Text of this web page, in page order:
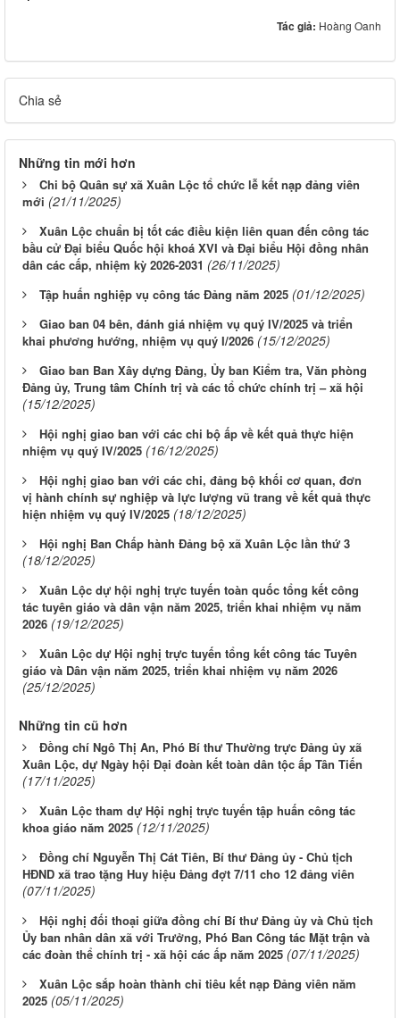
Tác giả: Hoàng Oanh
Chia sẻ
Những tin mới hơn
Chi bộ Quân sự xã Xuân Lộc tổ chức lễ kết nạp đảng viên
mới (21/11/2025)
Xuân Lộc chuẩn bị tốt các điều kiện liên quan đến công tác
bầu cử Đại biểu Quốc hội khoá XVI và Đại biểu Hội đồng nhân
dân các cấp, nhiệm kỳ 2026-2031 (26/11/2025)
Tập huấn nghiệp vụ công tác Đảng năm 2025 (01/12/2025)
Giao ban 04 bên, đánh giá nhiệm vụ quý IV/2025 và triển
khai phương hướng, nhiệm vụ quý I/2026 (15/12/2025)
Giao ban Ban Xây dựng Đảng, Ủy ban Kiểm tra, Văn phòng
Đảng ủy, Trung tâm Chính trị và các tổ chức chính trị – xã hội
(15/12/2025)
Hội nghị giao ban với các chi bộ ấp về kết quả thực hiện
nhiệm vụ quý IV/2025 (16/12/2025)
Hội nghị giao ban với các chi, đảng bộ khối cơ quan, đơn
vị hành chính sự nghiệp và lực lượng vũ trang về kết quả thực
hiện nhiệm vụ quý IV/2025 (18/12/2025)
Hội nghị Ban Chấp hành Đảng bộ xã Xuân Lộc lần thứ 3
(18/12/2025)
Xuân Lộc dự hội nghị trực tuyến toàn quốc tổng kết công
tác tuyên giáo và dân vận năm 2025, triển khai nhiệm vụ năm
2026 (19/12/2025)
Xuân Lộc dự Hội nghị trực tuyến tổng kết công tác Tuyên
giáo và Dân vận năm 2025, triển khai nhiệm vụ năm 2026
(25/12/2025)
Những tin cũ hơn
Đồng chí Ngô Thị An, Phó Bí thư Thường trực Đảng ủy xã
Xuân Lộc, dự Ngày hội Đại đoàn kết toàn dân tộc ấp Tân Tiến
(17/11/2025)
Xuân Lộc tham dự Hội nghị trực tuyến tập huấn công tác
khoa giáo năm 2025 (12/11/2025)
Đồng chí Nguyễn Thị Cát Tiên, Bí thư Đảng ủy - Chủ tịch
HĐND xã trao tặng Huy hiệu Đảng đợt 7/11 cho 12 đảng viên
(07/11/2025)
Hội nghị đối thoại giữa đồng chí Bí thư Đảng ủy và Chủ tịch
Ủy ban nhân dân xã với Trưởng, Phó Ban Công tác Mặt trận và
các đoàn thể chính trị - xã hội các ấp năm 2025 (07/11/2025)
Xuân Lộc sắp hoàn thành chỉ tiêu kết nạp Đảng viên năm
2025 (05/11/2025)